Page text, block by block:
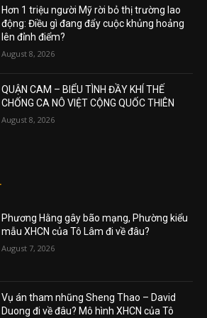
Hơn 1 triệu người Mỹ rời bỏ thị trường lao
động: Điều gì đang đẩy cuộc khủng hoảng
lên đỉnh điểm?
August 8, 2026
QUẬN CAM – BIỂU TÌNH ĐẦY KHÍ THẾ
CHỐNG CA NÔ VIỆT CỘNG QUỐC THIÊN
August 8, 2026
Phương Hằng gây bão mạng, Phường kiểu
mẫu XHCN của Tô Lâm đi về đâu?
August 7, 2026
Vụ án tham nhũng Sheng Thao – David
Duong đi về đâu? Mô hình XHCN của Tô